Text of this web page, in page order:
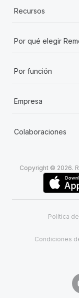
Recursos
Por qué elegir
Por función
Empresa
Colaboraciones
Copyright © 2026.
Política
Condiciones